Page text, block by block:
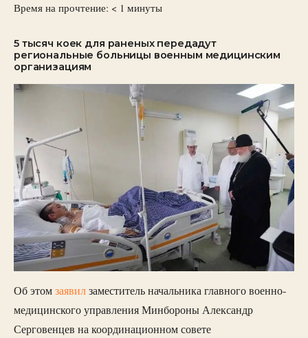
Время на прочтение: < 1 минуты
5 тысяч коек для раненых передадут
региональные больницы военным медицинским
организациям
Об этомзаявилзаместитель начальника главного военно-
медицинского управления Минбороны Александр
Серговенцев на координационном совете